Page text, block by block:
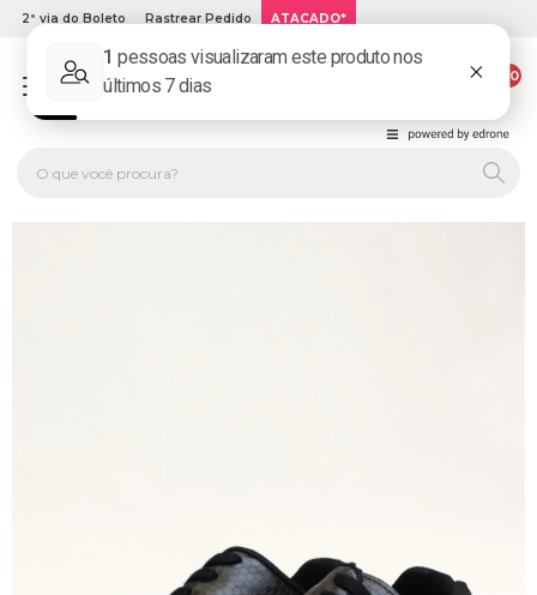
2ª via do Boleto Rastrear Pedido ATACADO*
00